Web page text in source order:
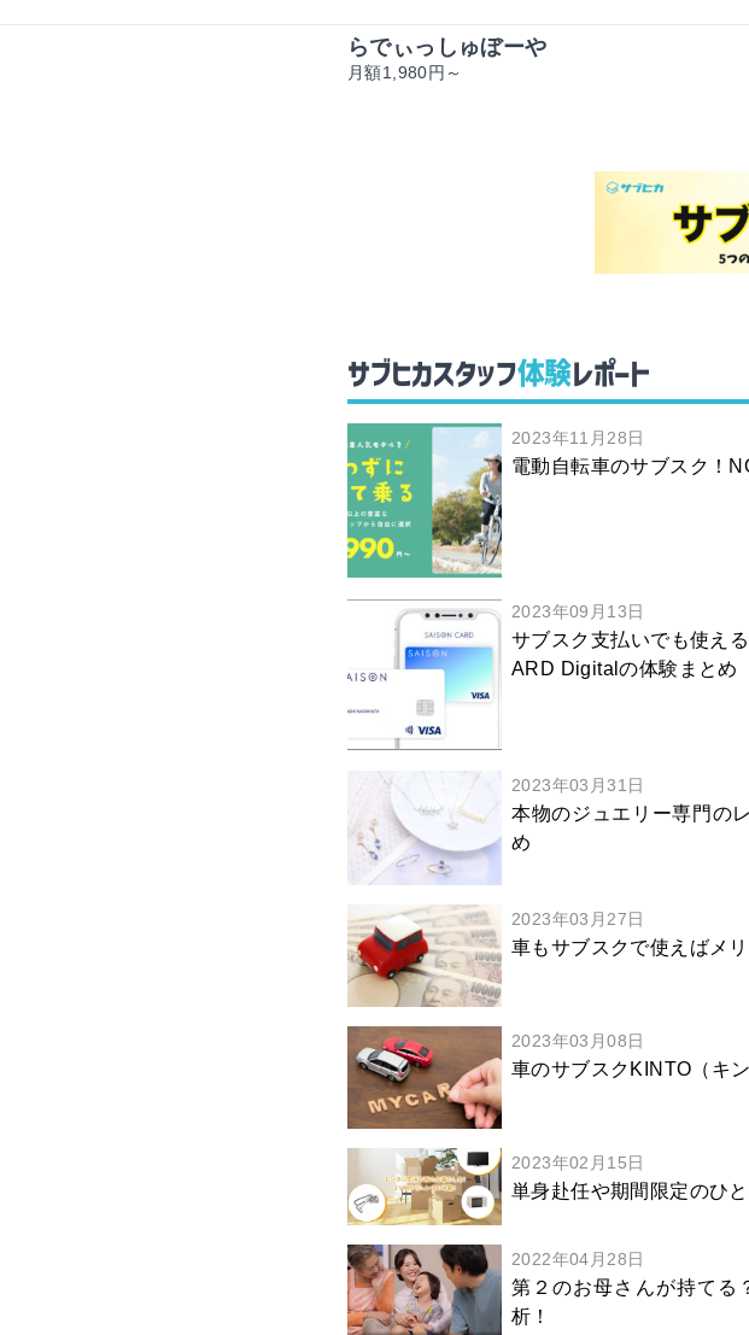
らでぃっしゅぼーや
月額1,980円～
サブヒカスタッフ体験レポート
2023年11月28日
電動自転車のサブスク！
2023年09月13日
サブスク支払いでも使え
ARD Digitalの体験まとめ
2023年03月31日
本物のジュエリー専門の
め
2023年03月27日
車もサブスクで使えばメ
2023年03月08日
車のサブスクKINTO（キ
2023年02月15日
単身赴任や期間限定のひ
2022年04月28日
第２のお母さんが持てる
析！